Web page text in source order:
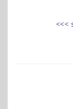
<<<